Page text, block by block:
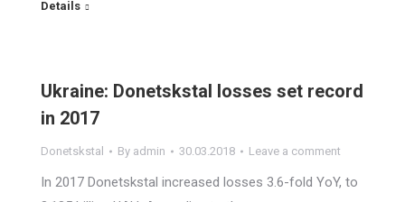
Details
Ukraine: Donetskstal losses set record
in 2017
Donetskstal By admin 30.03.2018 Leave a comment
In 2017 Donetskstal increased losses 3.6-fold YoY, to